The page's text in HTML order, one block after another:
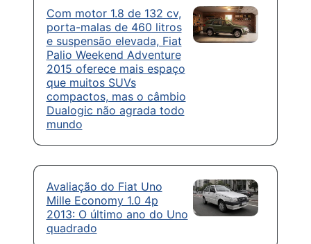
Com motor 1.8 de 132 cv,
porta-malas de 460 litros
e suspensão elevada, Fiat
Palio Weekend Adventure
2015 oferece mais espaço
que muitos SUVs
compactos, mas o câmbio
Dualogic não agrada todo
mundo
Avaliação do Fiat Uno
Mille Economy 1.0 4p
2013: O último ano do Uno
quadrado